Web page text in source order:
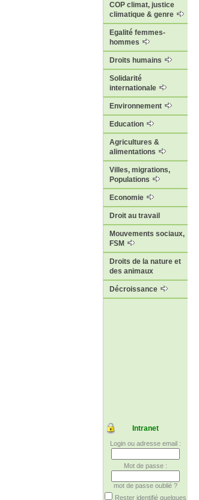
COP climat, justice
climatique & genre
Egalité femmes-
hommes
Droits humains
Solidarité
internationale
Environnement
Education
Agricultures &
alimentations
Villes, migrations,
Populations
Economie
Droit au travail
Mouvements sociaux,
FSM
Droits de la nature et
des animaux
Décroissance
Intranet
Login ou adresse email :
Mot de passe :
mot de passe oublié ?
Rester identifié quelques